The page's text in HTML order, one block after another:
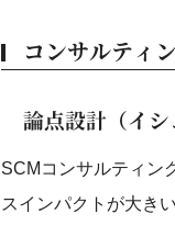
コンサルティ
論点設計（イシ
SCMコンサルティン
スインパクトが大き